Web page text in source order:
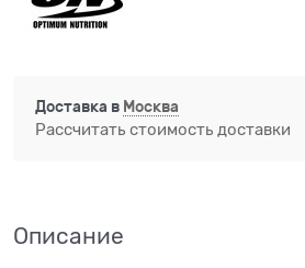
Доставка в Москва
Рассчитать стоимость доставки
Описание